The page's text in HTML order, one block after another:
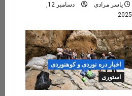
یاسر مرادی
دسامبر 12,
2025
اخبار دره نوردی و کوهنوردی
استوری